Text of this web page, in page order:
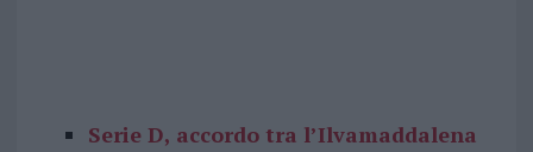
Serie D, accordo tra l’Ilvamaddalena